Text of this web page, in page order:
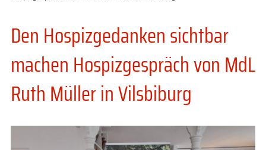
Den Hospizgedanken sichtbar
machen Hospizgespräch von MdL
Ruth Müller in Vilsbiburg